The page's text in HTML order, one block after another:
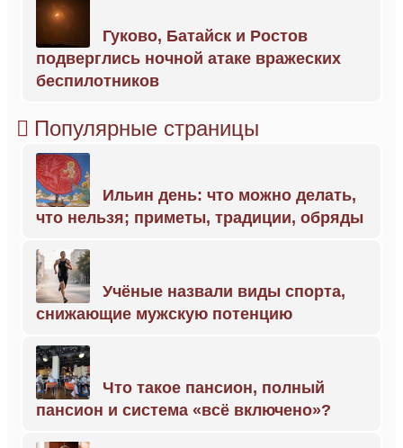
Гуково, Батайск и Ростов
подверглись ночной атаке вражеских
беспилотников
Популярные страницы
Ильин день: что можно делать,
что нельзя; приметы, традиции, обряды
Учёные назвали виды спорта,
снижающие мужскую потенцию
Что такое пансион, полный
пансион и система «всё включено»?